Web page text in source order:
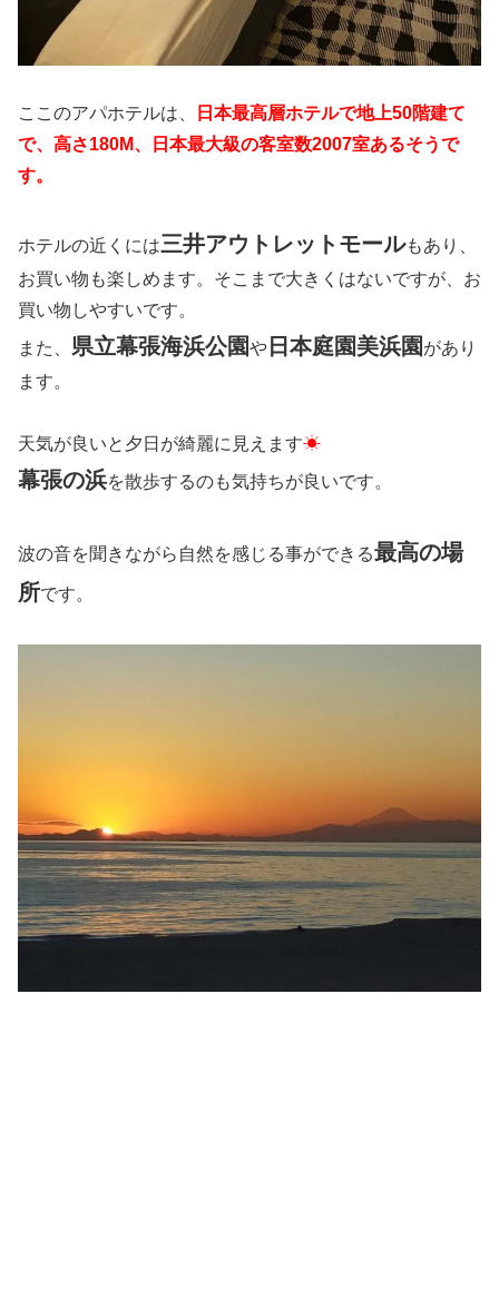
ここのアパホテルは、
日本最高層ホテルで地上50階建て
で、高さ180M、日本最大級の客室数2007室あるそうで
す。
ホテルの近くには三井アウトレットモールもあり、
お買い物も楽しめます。そこまで大きくはないですが、お
買い物しやすいです。
また、
県立幕張海浜公園や 日本庭園美浜園 があり
ます。
天気が良いと夕日が綺麗に見えます☀
幕張の浜を散歩するのも気持ちが良いです。
波の音を聞きながら自然を感じる事ができる最高の場
所です。